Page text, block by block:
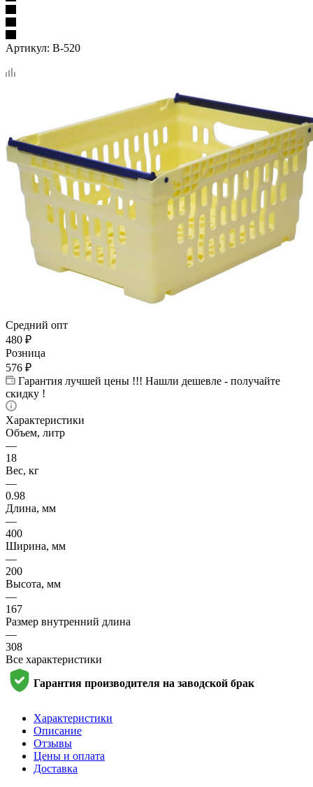
Артикул: B-520
Средний опт
480 ₽
Розница
576 ₽
Гарантия лучшей цены !!! Нашли дешевле - получайте
скидку !
Характеристики
Объем, литр
—
18
Вес, кг
—
0.98
Длина, мм
—
400
Ширина, мм
—
200
Высота, мм
—
167
Размер внутренний длина
—
308
Все характеристики
Гарантия производителя на заводской брак
Характеристики
Описание
Отзывы
Цены и оплата
Доставка